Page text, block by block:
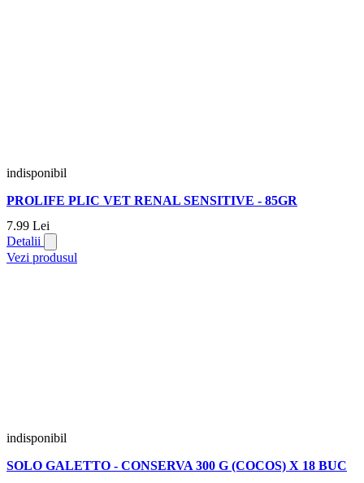
indisponibil
PROLIFE PLIC VET RENAL SENSITIVE - 85GR
7.99 Lei
Detalii
Vezi produsul
indisponibil
SOLO GALETTO - CONSERVA 300 G (COCOS) X 18 BUC